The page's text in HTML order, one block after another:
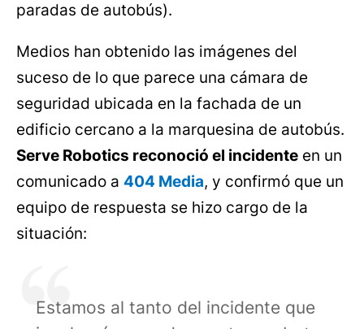
paradas de autobús).
Medios han obtenido las imágenes del
suceso de lo que parece una cámara de
seguridad ubicada en la fachada de un
edificio cercano a la marquesina de autobús.
Serve Robotics reconoció el incidente en un
comunicado a 404 Media, y confirmó que un
equipo de respuesta se hizo cargo de la
situación:
Estamos al tanto del incidente que